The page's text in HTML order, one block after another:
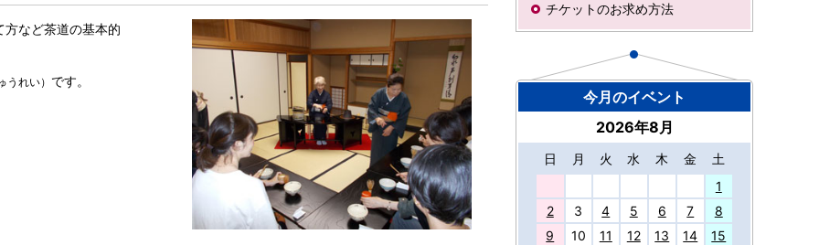
など茶道の基本的
うれい） です。
チケットのお求め方法
今月のイベント
2026年8月
日 月 火 水 木 金
土
1
2
3 4 5 6 7
8
9
10 11 12 13 14
15